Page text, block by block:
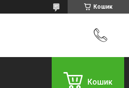
Кошик
Кошик